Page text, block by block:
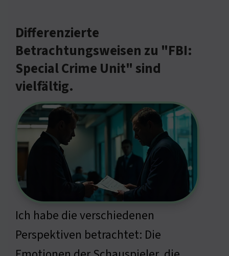
Differenzierte
Betrachtungsweisen zu "FBI:
Special Crime Unit" sind
vielfältig.
Ich habe die verschiedenen
Perspektiven betrachtet: Die